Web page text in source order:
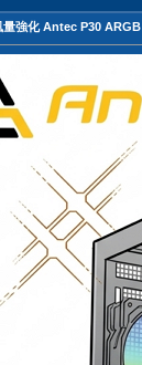
量強化 Antec P30 ARGB